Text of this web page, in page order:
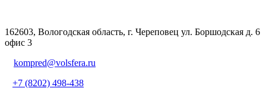
162603, Вологодская область, г. Череповец ул. Боршодская д. 6
офис 3
kompred@volsfera.ru
+7 (8202) 498-438